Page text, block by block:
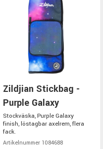
Zildjian Stickbag -
Purple Galaxy
Stockväska, Purple Galaxy
finish, löstagbar axelrem, flera
fack.
Artikelnummer 1084688